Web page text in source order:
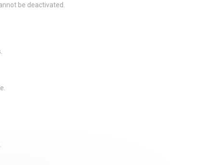
be deactivated.